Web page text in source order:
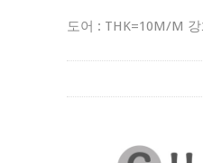
도어 : THK=10M/M 강